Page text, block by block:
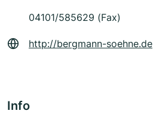
04101/585629 (Fax)
http://bergmann-soehne.de
Info